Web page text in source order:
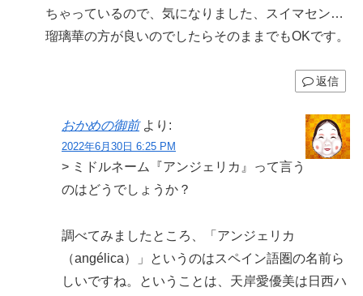
ちゃっているので、気になりました、スイマセン…
瑠璃華の方が良いのでしたらそのままでもOKです。
返信
おかめの御前 より:
2022年6月30日 6:25 PM
> ミドルネーム『アンジェリカ』って言う
のはどうでしょうか？
調べてみましたところ、「アンジェリカ
（angélica）」というのはスペイン語圏の名前ら
しいですね。ということは、天岸愛優美は日西ハ